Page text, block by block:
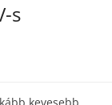
s